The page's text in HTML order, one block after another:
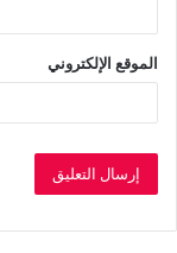
الموقع الإلكتروني